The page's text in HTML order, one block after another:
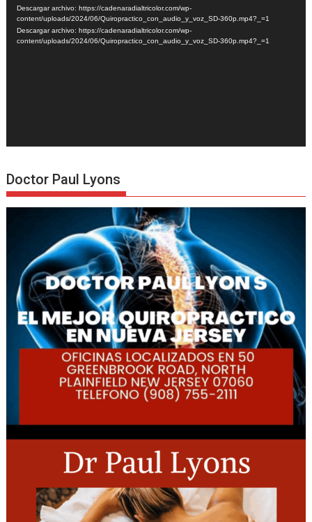
vídeo
Descargar archivo: https://cadenaradialtricolor.com/wp-
content/uploads/2024/06/Quiropractico_con_audio_y_voz_SD-360p.mp4?_=1
Descargar archivo: https://cadenaradialtricolor.com/wp-
content/uploads/2024/06/Quiropractico_con_audio_y_voz_SD-360p.mp4?_=1
Doctor Paul Lyons